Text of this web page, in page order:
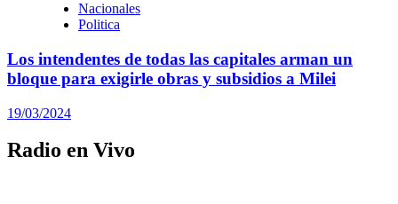
Nacionales
Politica
Los intendentes de todas las capitales arman un
bloque para exigirle obras y subsidios a Milei
19/03/2024
Radio en Vivo